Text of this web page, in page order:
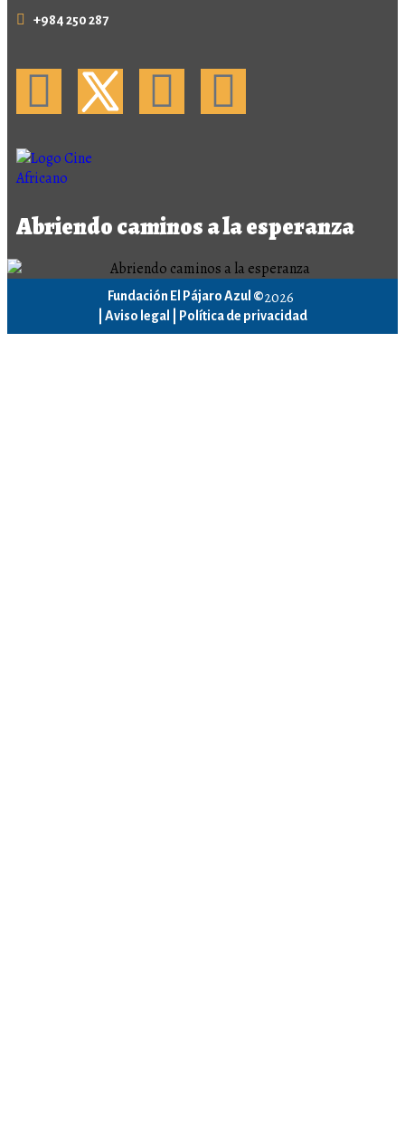
+984 250 287
Abriendo caminos a la esperanza
Fundación El Pájaro Azul ©2026
Aviso legal | Política de privacidad